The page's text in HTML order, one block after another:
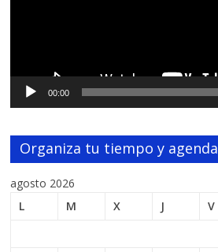
00:00
Organiza tu tiempo y agenda
agosto 2026
L
M X J V